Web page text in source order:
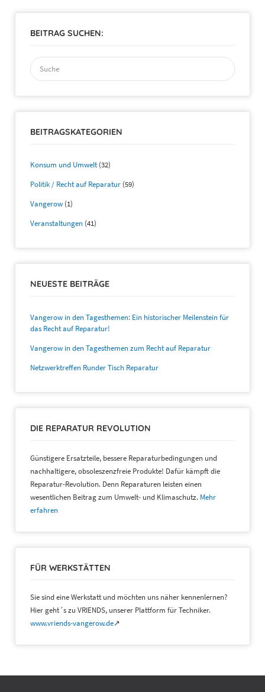
BEITRAG SUCHEN:
Suchen
nach:
BEITRAGSKATEGORIEN
Konsum und Umwelt(32)
Politik / Recht auf Reparatur (59)
Vangerow (1)
Veranstaltungen (41)
NEUESTE BEITRÄGE
Vangerow in den Tagesthemen: Ein historischer Meilenstein für
das Recht auf Reparatur!
Vangerow in den Tagesthemen zum Recht auf Reparatur
Netzwerktreffen Runder Tisch Reparatur
DIE REPARATUR REVOLUTION
Günstigere Ersatzteile, bessere Reparaturbedingungen und
nachhaltigere, obsoleszenzfreie Produkte! Dafür kämpft die
Reparatur-Revolution. Denn Reparaturen leisten einen
wesentlichen Beitrag zum Umwelt- und Klimaschutz. Mehr
erfahren
FÜR WERKSTÄTTEN
Sie sind eine Werkstatt und möchten uns näher kennenlernen?
Hier geht´s zu VRIENDS, unserer Plattform für Techniker.
www.vriends-vangerow.de↗